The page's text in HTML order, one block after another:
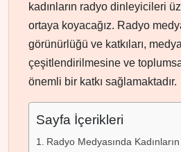
kadınların radyo dinleyicileri
ortaya koyacağız. Radyo
görünürlüğü ve katkıları,
çeşitlendirilmesine ve
önemli bir katkı sağlamaktadır.
Sayfa İçerikleri
Radyo Medyasında